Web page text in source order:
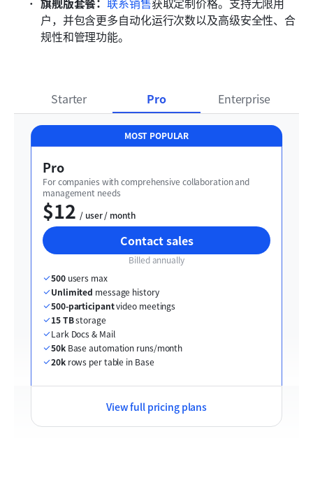
户，并包含更多自动化运行次数以及高级安全性、合
规性和管理功能。
Starter Pro Enterprise
MOST POPULAR
Pro
For companies with comprehensive collaboration and
management needs
$12
  / user / month
Contact sales
Billed annually
500 users max
Unlimited message history
500-participant video meetings
15 TB storage
Lark Docs & Mail
50k Base automation runs/month
20k rows per table in Base
View full pricing plans